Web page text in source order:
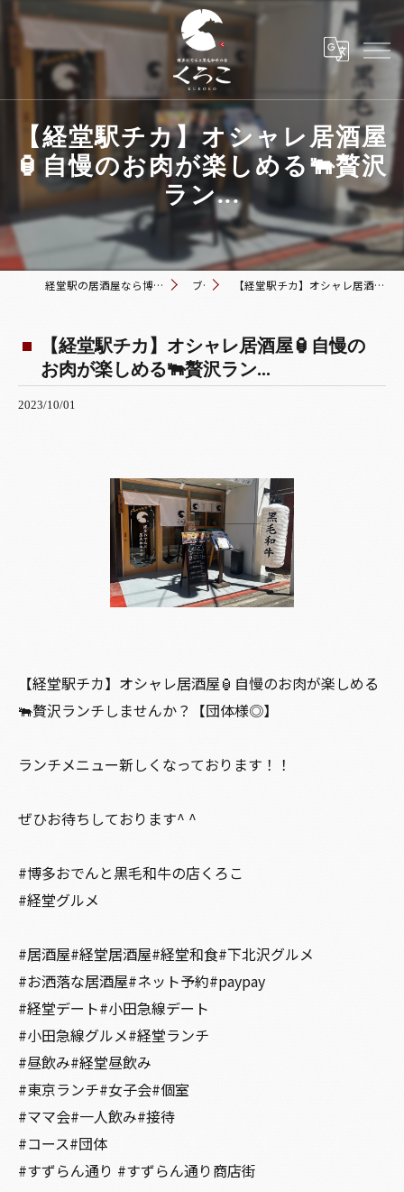
【経堂駅チカ】オシャレ居酒屋
🏮自慢のお肉が楽しめる🐃贅沢
ラン...
経堂駅の居酒屋なら博多おでんと黒毛和牛の店 くろこ ブログ 【経堂駅チカ】オシャレ居酒屋🏮自慢のお肉が楽しめる🐃贅沢ラン...
【経堂駅チカ】オシャレ居酒屋🏮自慢の
お肉が楽しめる🐃贅沢ラン...
2023/10/01
【経堂駅チカ】オシャレ居酒屋🏮自慢のお肉が楽しめる
🐃贅沢ランチしませんか？【団体様◎】
ランチメニュー新しくなっております！！
ぜひお待ちしております^ ^
#博多おでんと黒毛和牛の店くろこ
#経堂グルメ
#居酒屋#経堂居酒屋#経堂和食#下北沢グルメ
#お洒落な居酒屋#ネット予約#paypay
#経堂デート#小田急線デート
#小田急線グルメ#経堂ランチ
#昼飲み#経堂昼飲み
#東京ランチ#女子会#個室
#ママ会#一人飲み#接待
#コース#団体
#すずらん通り #すずらん通り商店街